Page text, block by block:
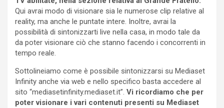
Qui avrai modo di visionare sia le numerose clip relative al
reality, ma anche le puntate intere. Inoltre, avrai la
possibilità di sintonizzarti live nella casa, in modo tale da
da poter visionare ciò che stanno facendo i concorrenti in
tempo reale.
Sottolineiamo come è possibile sintonizzarsi su Mediaset
Infinity anche via web e nello specifico basta accedere al
sito “mediasetinfinity.mediaset.it”. Vi ricordiamo che per
poter visionare i vari contenuti presenti su Mediaset